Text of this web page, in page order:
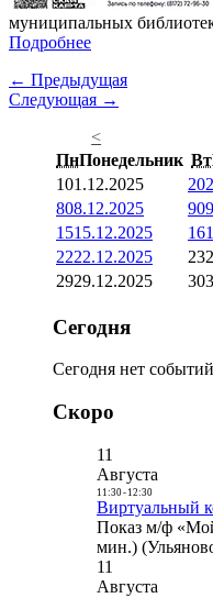
муниципальных
Подробнее
← Предыдущая
Следующая →
<
ПнПонедельник Вт
101.12.2025 2
808.12.2025 9
1515.12.2025 16
2222.12.2025 23
2929.12.2025 30
Сегодня
Сегодня нет событий
Скоро
11
Августа
11:30- 12:30
Виртуальный
Показ м/ф
мин.)
11
Августа